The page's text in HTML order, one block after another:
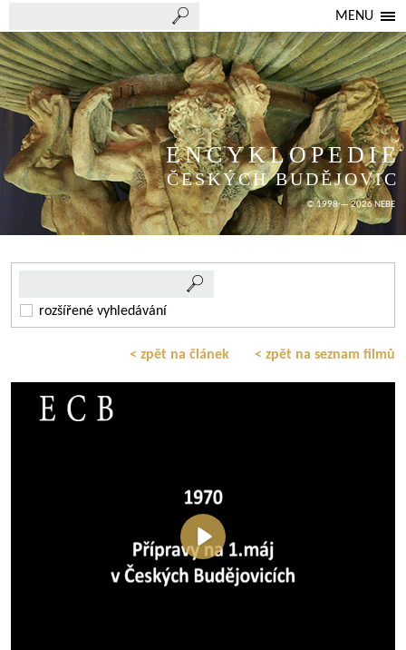
MENU
ENCYKLOPEDIE
ČESKÝCH BUDĚJOVIC
© 1998 — 2026 NEBE
rozšířené vyhledávání
< zpět na článek < zpět na seznam filmů
Přehrát